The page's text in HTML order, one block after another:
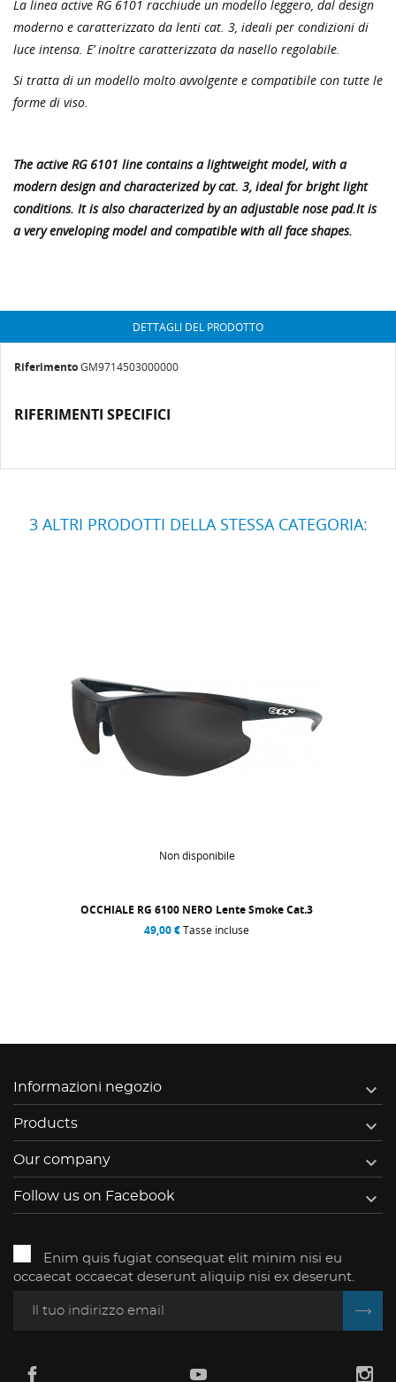
La linea active RG 6101 racchiude un modello leggero, dal design
moderno e caratterizzato da lenti cat. 3, ideali per condizioni di
luce intensa. E’ inoltre caratterizzata da nasello regolabile.
Si tratta di un modello molto avvolgente e compatibile con tutte le
forme di viso.
The active RG 6101 line contains a lightweight model, with a
modern design and characterized by cat. 3, ideal for bright light
conditions. It is also characterized by an adjustable nose pad.It is
a very enveloping model and compatible with all face shapes.
DETTAGLI DEL PRODOTTO
RiferimentoGM9714503000000
RIFERIMENTI SPECIFICI
3 ALTRI PRODOTTI DELLA STESSA CATEGORIA:
Non disponibile
OCCHIALE RG 6100 NERO Lente Smoke Cat.3
49,00 €Tasse incluse
Informazioni negozio 
Products 
Our company 
Follow us on Facebook 
Enim quis fugiat consequat elit minim nisi eu
occaecat occaecat deserunt aliquip nisi ex deserunt.